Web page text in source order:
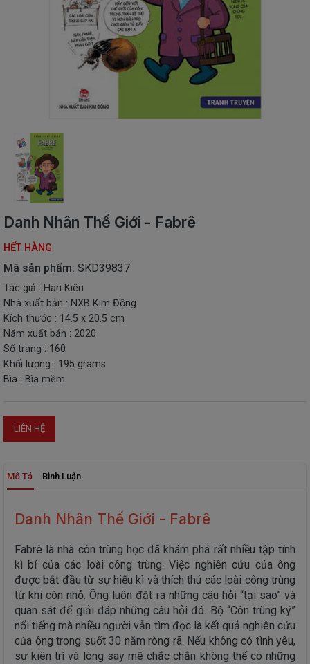
NGỮ
VPP
-
ĐỒ
DÙNG
SINH
QUÀ
TẶNG
ĐỒ
CHƠI
THIẾT
STEM
Danh Nhân Thế Giới - Fabrê
HẾT HÀNG
Mã sản phẩm: SKD39837
Tác giả : Han Kiên
Nhà xuất bản : NXB Kim Đồng
Kích thước : 14.5 x 20.5 cm
Năm xuất bản : 2020
Số trang : 160
Khối lượng : 195 grams
Bìa : Bìa mềm
LIÊN HỆ
Mô Tả Bình Luận
Danh Nhân Thế Giới - Fabrê
Fabrê là nhà côn trùng học đã khám phá rất nhiều tập tính
kì bí của các loài công trùng. Việc nghiên cứu của ông
được bắt đầu từ sự hiếu kì và thích thú các loài công trùng
từ khi còn nhỏ. Ông luôn đặt ra những câu hỏi “tại sao” và
quan sát để giải đáp những câu hỏi đó. Bộ “Côn trùng ký”
nổi tiếng mà nhiều người vẫn tìm đọc là kết quả nghiên cứu
của ông trong suốt 30 năm ròng rã. Nếu không có tình yêu,
sự kiên trì và lòng say mê chắc chắn không thể có những